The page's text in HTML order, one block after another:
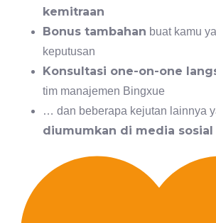
kemitraan
Bonus tambahan buat kamu
keputusan
Konsultasi one-on-one
tim manajemen Bingxue
… dan beberapa kejutan lainnya
diumumkan di media sosial